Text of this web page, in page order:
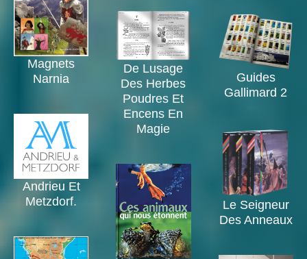
Magnets
Narnia
De Lusage
Des Herbes
Poudres Et
Encens En
Magie
Guides
Gallimard 2
Andrieu Et
Metzdorf.
Le Seigneur
Des Anneaux